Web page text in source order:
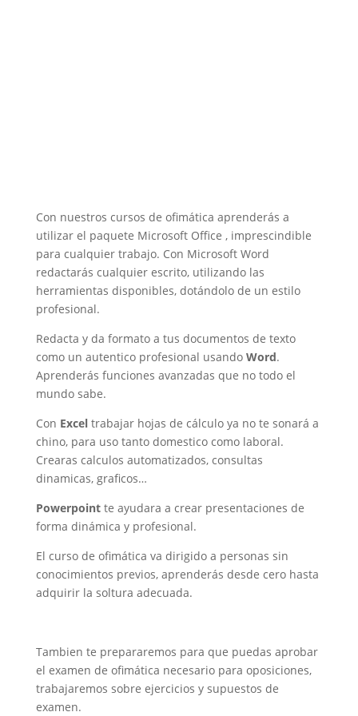
Con nuestros cursos de ofimática aprenderás a
utilizar el paquete Microsoft Office , imprescindible
para cualquier trabajo. Con Microsoft Word
redactarás cualquier escrito, utilizando las
herramientas disponibles, dotándolo de un estilo
profesional.
Redacta y da formato a tus documentos de texto
como un autentico profesional usando Word.
Aprenderás funciones avanzadas que no todo el
mundo sabe.
Con Exceltrabajar hojas de cálculo ya no te sonará a
chino, para uso tanto domestico como laboral.
Crearas calculos automatizados, consultas
dinamicas, graficos…
Powerpointte ayudara a crear presentaciones de
forma dinámica y profesional.
El curso de ofimática va dirigido a personas sin
conocimientos previos, aprenderás desde cero hasta
adquirir la soltura adecuada.
Tambien te prepararemos para que puedas aprobar
el examen de ofimática necesario para oposiciones,
trabajaremos sobre ejercicios y supuestos de
examen.